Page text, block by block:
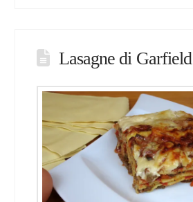
Lasagne di Garfield